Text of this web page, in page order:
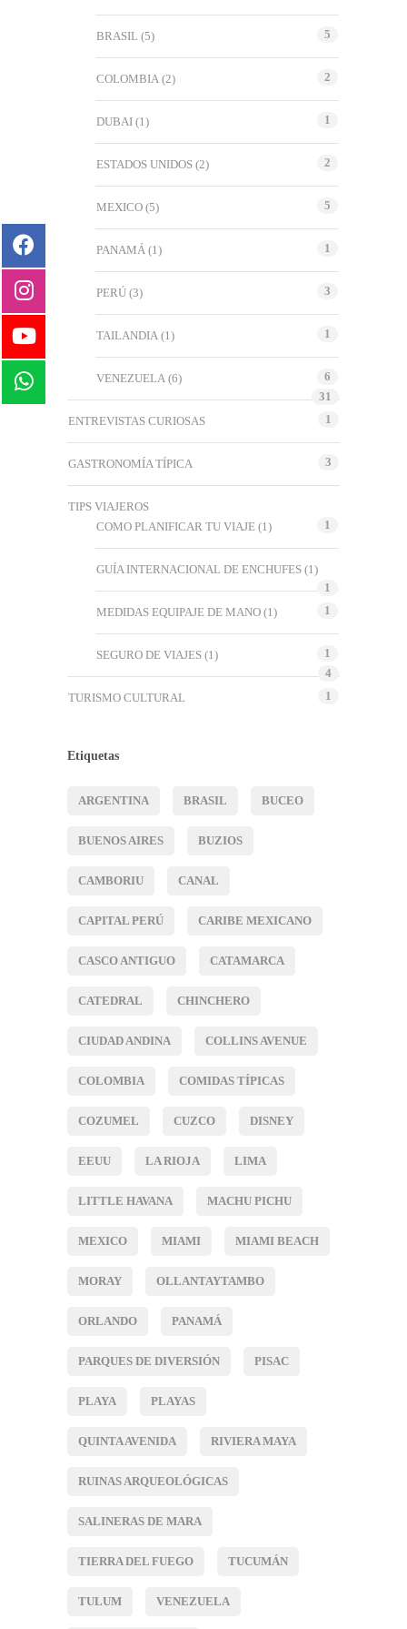
BRASIL (5) 5
COLOMBIA (2) 2
DUBAI (1) 1
ESTADOS UNIDOS (2) 2
MEXICO (5) 5
PANAMÁ (1) 1
PERÚ (3) 3
TAILANDIA (1) 1
VENEZUELA (6)
6
31
ENTREVISTAS CURIOSAS
1
GASTRONOMÍA TÍPICA 3
TIPS VIAJEROS
COMO PLANIFICAR TU VIAJE (1) 1
GUÍA INTERNACIONAL DE ENCHUFES (1)
1
MEDIDAS EQUIPAJE DE MANO (1) 1
SEGURO DE VIAJES (1)
1
4
TURISMO CULTURAL
1
Etiquetas
ARGENTINA BRASIL BUCEO
BUENOS AIRES BUZIOS
CAMBORIU CANAL
CAPITAL PERÚ CARIBE MEXICANO
CASCO ANTIGUO CATAMARCA
CATEDRAL CHINCHERO
CIUDAD ANDINA COLLINS AVENUE
COLOMBIA COMIDAS TÍPICAS
COZUMEL CUZCO DISNEY
EEUU LA RIOJA LIMA
LITTLE HAVANA MACHU PICHU
MEXICO MIAMI MIAMI BEACH
MORAY OLLANTAYTAMBO
ORLANDO PANAMÁ
PARQUES DE DIVERSIÓN PISAC
PLAYA PLAYAS
QUINTA AVENIDA RIVIERA MAYA
RUINAS ARQUEOLÓGICAS
SALINERAS DE MARA
TIERRA DEL FUEGO TUCUMÁN
TULUM VENEZUELA